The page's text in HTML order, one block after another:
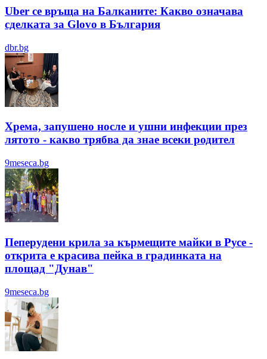
Uber се връща на Балканите: Какво означава
сделката за Glovo в България
dbr.bg
Хрема, запушено носле и ушни инфекции през
лятотo - какво трябва да знае всеки родител
9meseca.bg
Пеперудени крила за кърмещите майки в Русе -
открита е красива пейка в градинката на
площад "Дунав"
9meseca.bg